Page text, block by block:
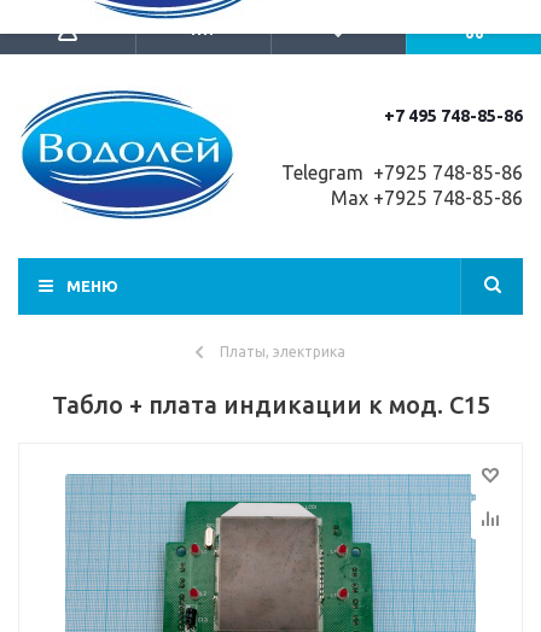
+7 495 748-85-86
Telegram +7925 748-85-86
Max +7925 748-85-86
МЕНЮ
Платы, электрика
Табло + плата индикации к мод. C15